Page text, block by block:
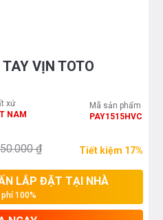
VỊN TOTO
xứ
NAM
Mã sản phẩm
PAY1515HVC
₫ Tiết kiệm 17%
LẮP ĐẶT TẠI NHÀ
phí 100%